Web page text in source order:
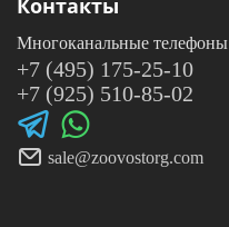
Контакты
Многоканальные телефоны
+7 (495) 175-25-10
+7 (925) 510-85-02
sale@zoovostorg.com